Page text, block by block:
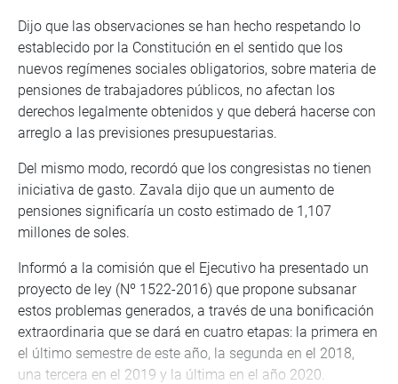
Dijo que las observaciones se han hecho respetando lo
establecido por la Constitución en el sentido que los
nuevos regímenes sociales obligatorios, sobre materia de
pensiones de trabajadores públicos, no afectan los
derechos legalmente obtenidos y que deberá hacerse con
arreglo a las previsiones presupuestarias.
Del mismo modo, recordó que los congresistas no tienen
iniciativa de gasto. Zavala dijo que un aumento de
pensiones significaría un costo estimado de 1,107
millones de soles.
Informó a la comisión que el Ejecutivo ha presentado un
proyecto de ley (Nº 1522-2016) que propone subsanar
estos problemas generados, a través de una bonificación
extraordinaria que se dará en cuatro etapas: la primera en
el último semestre de este año, la segunda en el 2018,
una tercera en el 2019 y la última en el año 2020.